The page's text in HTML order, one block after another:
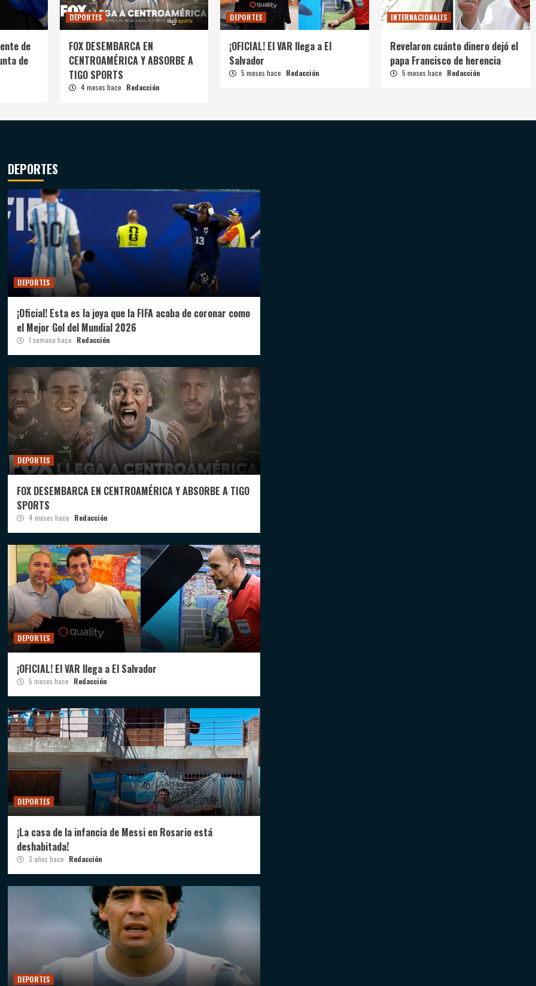
de
de
DEPORTES
FOX DESEMBARCA EN
CENTROAMÉRICA Y ABSORBE A
TIGO SPORTS
4 meses hace Redacción
DEPORTES
¡OFICIAL! El VAR llega a El
Salvador
5 meses hace Redacción
INTERNACIONALES
Revelaron cuánto dinero dejó el
papa Francisco de herencia
5 meses hace Redacción
DEPORTES
DEPORTES
¡Oficial! Esta es la joya que la FIFA acaba de coronar como
el Mejor Gol del Mundial 2026
1 semana hace Redacción
DEPORTES
FOX DESEMBARCA EN CENTROAMÉRICA Y ABSORBE A TIGO
SPORTS
4 meses hace Redacción
DEPORTES
¡OFICIAL! El VAR llega a El Salvador
5 meses hace Redacción
DEPORTES
¡La casa de la infancia de Messi en Rosario está
deshabitada!
3 años hace Redacción
DEPORTES